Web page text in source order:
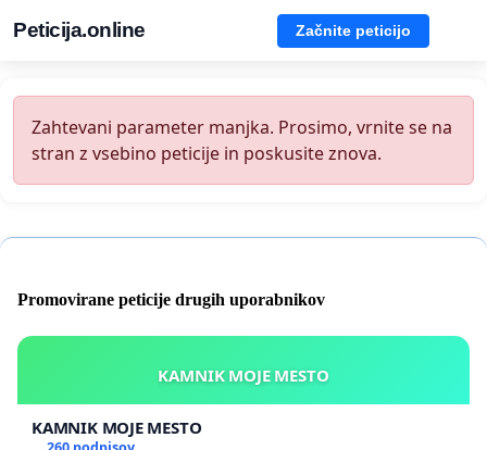
Peticija.online Začnite peticijo
Zahtevani parameter manjka. Prosimo, vrnite se na
stran z vsebino peticije in poskusite znova.
Promovirane peticije drugih uporabnikov
KAMNIK MOJE MESTO
KAMNIK MOJE MESTO